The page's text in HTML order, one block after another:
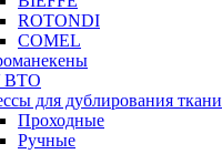
ROTONDI
COMEL
ВТО
для дублирования ткани
Проходные
Ручные